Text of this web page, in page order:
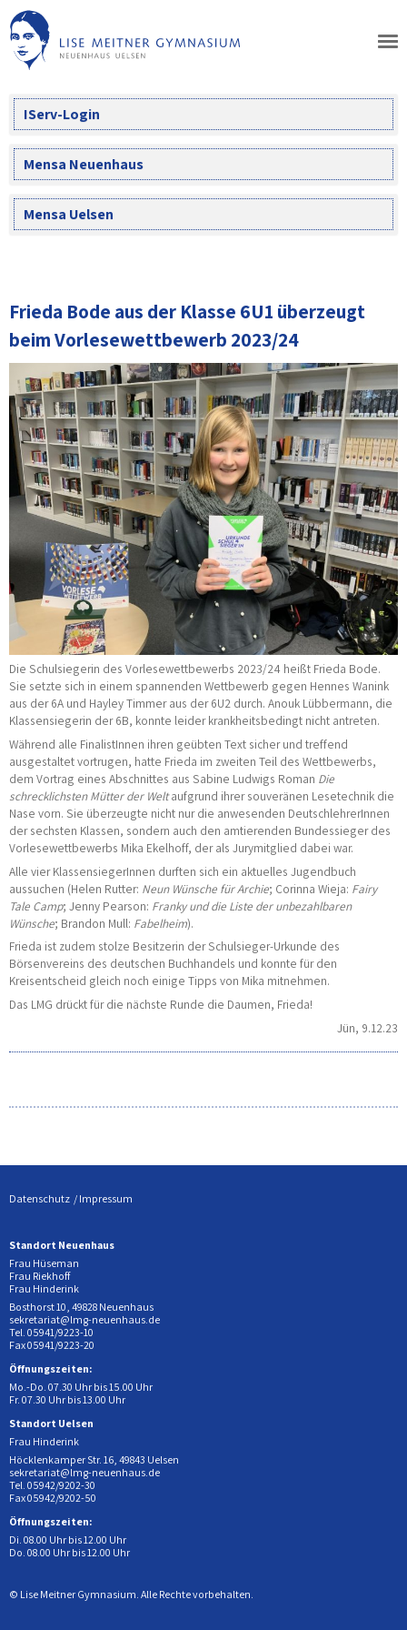
Skip
to
content
IServ-Login
Mensa Neuenhaus
Mensa Uelsen
Frieda Bode aus der Klasse 6U1 überzeugt
beim Vorlesewettbewerb 2023/24
Die Schulsiegerin des Vorlesewettbewerbs 2023/24 heißt Frieda Bode.
Sie setzte sich in einem spannenden Wettbewerb gegen Hennes Wanink
aus der 6A und Hayley Timmer aus der 6U2 durch. Anouk Lübbermann, die
Klassensiegerin der 6B, konnte leider krankheitsbedingt nicht antreten.
Während alle FinalistInnen ihren geübten Text sicher und treffend
ausgestaltet vortrugen, hatte Frieda im zweiten Teil des Wettbewerbs,
dem Vortrag eines Abschnittes aus Sabine Ludwigs Roman Die
schrecklichsten Mütter der Weltaufgrund ihrer souveränen Lesetechnik die
Nase vorn. Sie überzeugte nicht nur die anwesenden DeutschlehrerInnen
der sechsten Klassen, sondern auch den amtierenden Bundessieger des
Vorlesewettbewerbs Mika Ekelhoff, der als Jurymitglied dabei war.
Alle vier KlassensiegerInnen durften sich ein aktuelles Jugendbuch
aussuchen (Helen Rutter: Neun Wünsche für Archie; Corinna Wieja: Fairy
Tale Camp; Jenny Pearson: Franky und die Liste der unbezahlbaren
Wünsche; Brandon Mull: Fabelheim).
Frieda ist zudem stolze Besitzerin der Schulsieger-Urkunde des
Börsenvereins des deutschen Buchhandels und konnte für den
Kreisentscheid gleich noch einige Tipps von Mika mitnehmen.
Das LMG drückt für die nächste Runde die Daumen, Frieda!
Jün, 9.12.23
Datenschutz Impressum
Standort Neuenhaus
Frau Hüseman
Frau Riekhoff
Frau Hinderink
Bosthorst 10, 49828 Neuenhaus
sekretariat@lmg-neuenhaus.de
Tel. 05941/9223-10
Fax 05941/9223-20
Öffnungszeiten:
Mo.-Do. 07.30 Uhr bis 15.00 Uhr
Fr. 07.30 Uhr bis 13.00 Uhr
Standort Uelsen
Frau Hinderink
Höcklenkamper Str. 16, 49843 Uelsen
sekretariat@lmg-neuenhaus.de
Tel. 05942/9202-30
Fax 05942/9202-50
Öffnungszeiten:
Di. 08.00 Uhr bis 12.00 Uhr
Do. 08.00 Uhr bis 12.00 Uhr
© Lise Meitner Gymnasium. Alle Rechte vorbehalten.